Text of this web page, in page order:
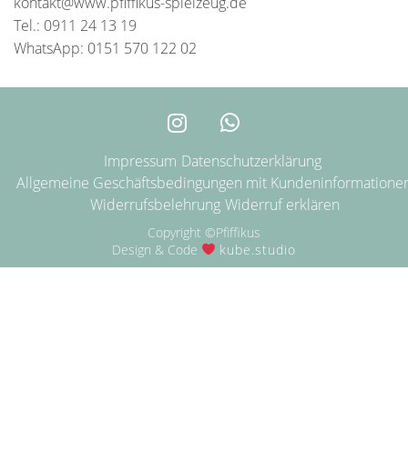
Tel.: 0911 24 13 19
WhatsApp: 0151 570 122 02
Copyright ©Pfiffikus
Design & Code
kube.studio
Impressum Datenschutzerklärung
Allgemeine Geschäftsbedingungen mit
Widerrufsbelehrung Widerruf erklären